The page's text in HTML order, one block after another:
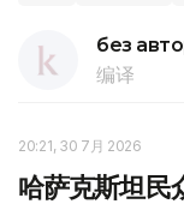
без
编译
20:21, 30 7月 2026
哈萨克斯坦民